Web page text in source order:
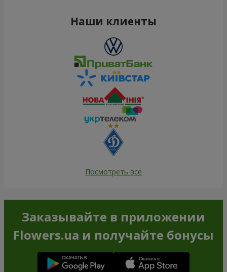
Наши клиенты
Посмотреть все
Заказывайте в приложении
Flowers.ua и получайте бонусы